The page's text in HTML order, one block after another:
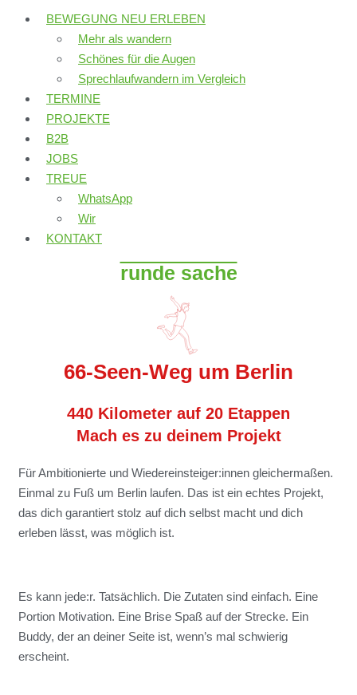
BEWEGUNG NEU ERLEBEN
Mehr als wandern
Schönes für die Augen
Sprechlaufwandern im Vergleich
TERMINE
PROJEKTE
B2B
JOBS
TREUE
WhatsApp
Wir
KONTAKT
runde sache
66-Seen-Weg um Berlin
440 Kilometer auf 20 Etappen
Mach es zu deinem Projekt
Für Ambitionierte und Wiedereinsteiger:innen gleichermaßen.
Einmal zu Fuß um Berlin laufen. Das ist ein echtes Projekt,
das dich garantiert stolz auf dich selbst macht und dich
erleben lässt, was möglich ist.
Es kann jede:r. Tatsächlich. Die Zutaten sind einfach. Eine
Portion Motivation. Eine Brise Spaß auf der Strecke. Ein
Buddy, der an deiner Seite ist, wenn’s mal schwierig
erscheint.